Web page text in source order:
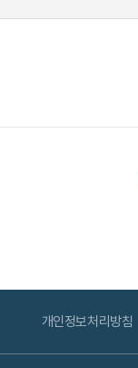
개인정보처리방침